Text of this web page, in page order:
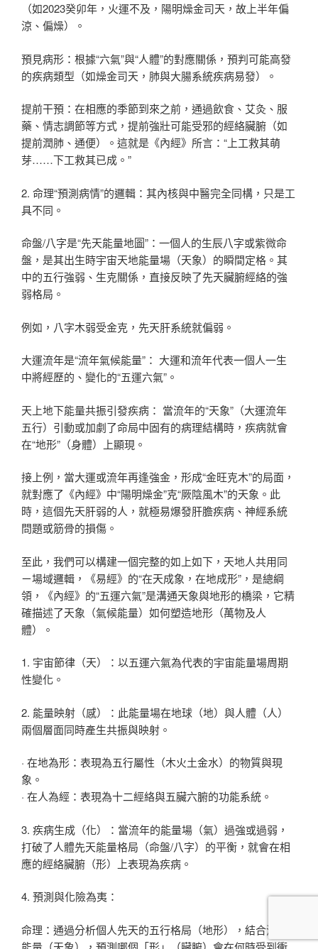
（如2023癸卯年，火運不及，陽明燥金司天，故上半年偏
涼、偏燥）。
預見病形：根據“六氣”與“人體”的對應關係，預判可能高發
的疾病類型（如燥金司天，肺與大腸系統疾病易發）。
提前干預：在相應的季節到來之前，通過飲食、艾灸、服
藥、情志調節等方式，提前強壯可能受邪的經絡臟腑（如
提前潤肺、通便）。這就是《內經》所言：“上工救其萌
芽……下工救其已成。”
2. 命理“預測病情”的邏輯：其內核與中醫完全同構，只是工
具不同。
命盤/八字是“先天能量地圖”：一個人的生辰八字或紫微命
盤，是其出生時宇宙天地能量場（天象）的瞬間定格。其
中的五行強弱、生克關係，直接反映了先天臟腑經絡的強
弱格局。
例如，八字木弱受金克，先天肝系統就偏弱。
大運流年是“流年氣候能量”： 大運和流年代表一個人一生
中將經歷的、變化的“五運六氣”。
天上地下能量共振引發疾病： 當流年的“天象”（大運流年
五行）引動或加劇了命局中固有的病理結構時，疾病就會
在“地形”（身體）上顯現。
接上例，當大運或流年再逢強金，形成“金旺克木”的局面，
就對應了《內經》中“陽明燥金”克“厥陰風木”的天象。此
時，這個先天肝弱的人，就極易爆發肝膽疾病、神經系統
問題或筋骨的損傷。
至此，我們可以構建一個完整的如上如下，天地人共用同
ㄧ場域邏輯，《易經》的“在天成象，在地成形”，是總綱
領，《內經》的“五運六氣”是溝通天象與地形的橋梁，它精
確描述了天象（氣候能量）如何塑造地形（萬物及人
體）。
1. 宇宙節律（天）：以五運六氣為代表的宇宙能量場周期
性變化。
2. 能量映射（感）：此能量場在地球（地）與人體（人）
兩個層面同時產生共振與映射。
· 在地為形：表現為五行屬性（木火土金水）的物質與現
象。
· 在人為經：表現為十二經絡與五臟六腑的功能系統。
3. 疾病生成（化）：當流年的能量場（氣）過強或過弱，
打破了人體先天能量格局（命盤/八字）的平衡，就會在相
應的經絡臟腑（形）上表現為疾病。
4. 預測與化險為夷：
命理：通過分析個人先天的五行格局（地形），結合流年